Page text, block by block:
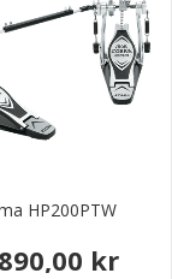
HP200PTW
kr